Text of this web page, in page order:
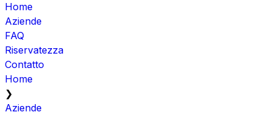
Home
Aziende
FAQ
Riservatezza
Contatto
Home
❯
Aziende